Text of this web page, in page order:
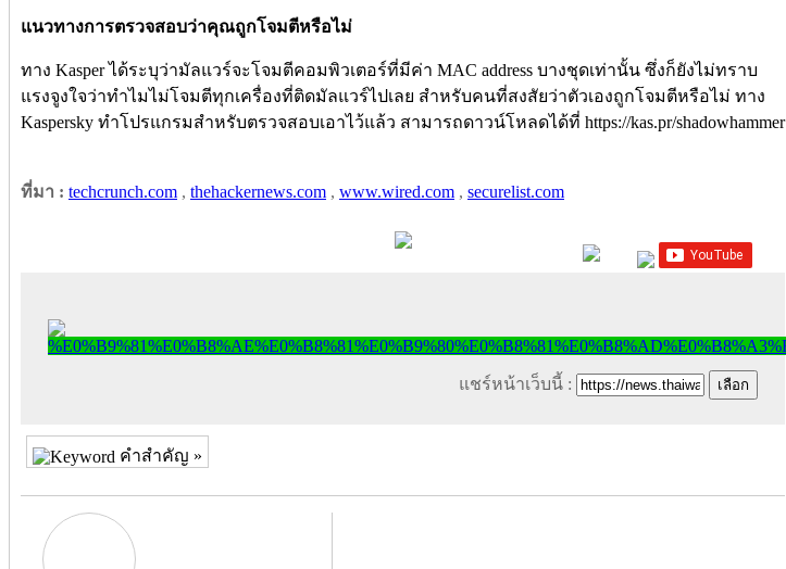
แนวทางการตรวจสอบว่าคุณถูกโจมตีหรือไม่
ทาง Kasper ได้ระบุว่ามัลแวร์จะโจมตีคอมพิวเตอร์ที่มีค่า MAC address บางชุดเท่านั้น ซึ่งก็ยังไม่ทราบ
แรงจูงใจว่าทำไมไม่โจมตีทุกเครื่องที่ติดมัลแวร์ไปเลย สำหรับคนที่สงสัยว่าตัวเองถูกโจมตีหรือไม่ ทาง
Kaspersky ทำโปรแกรมสำหรับตรวจสอบเอาไว้แล้ว สามารถดาวน์โหลดได้ที่ https://kas.pr/shadowhammer
ที่มา : techcrunch.com , thehackernews.com , www.wired.com , securelist.com
แชร์หน้าเว็บนี้ :
คำสำคัญ »